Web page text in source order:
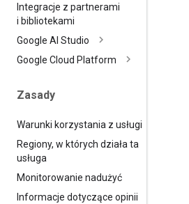
Integracje z partnerami
i bibliotekami
Google AI Studio
Google Cloud Platform
Zasady
Warunki korzystania z usługi
Regiony, w których działa ta
usługa
Monitorowanie nadużyć
Informacje dotyczące opinii